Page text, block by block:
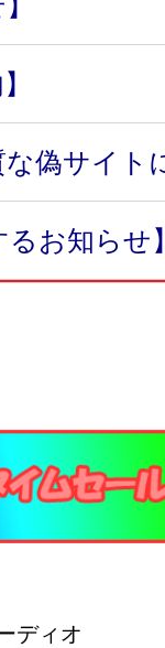
な偽サイト
るお知らせ
ディオ